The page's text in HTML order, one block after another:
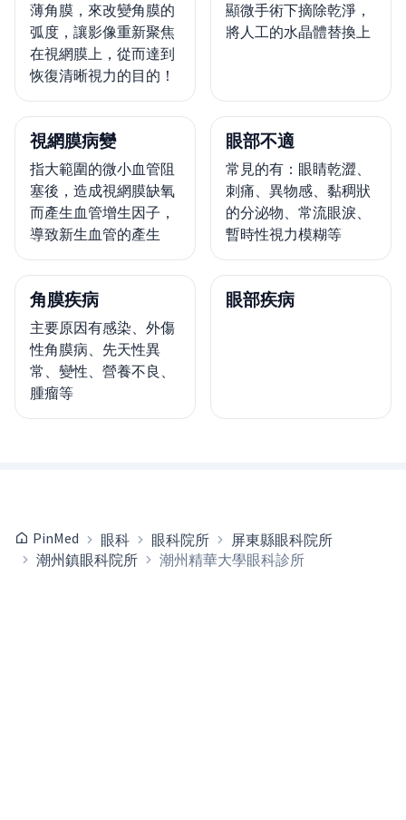
薄角膜，來改變角膜的
弧度，讓影像重新聚焦
在視網膜上，從而達到
恢復清晰視力的目的！
顯微手術下摘除乾淨，
將人工的水晶體替換上
視網膜病變
指大範圍的微小血管阻
塞後，造成視網膜缺氧
而產生血管增生因子，
導致新生血管的產生
眼部不適
常見的有：眼睛乾澀、
刺痛、異物感、黏稠狀
的分泌物、常流眼淚、
暫時性視力模糊等
角膜疾病
主要原因有感染、外傷
性角膜病、先天性異
常、變性、營養不良、
腫瘤等
眼部疾病
PinMed 眼科 眼科院所
屏東縣眼科院所
潮州鎮眼科院所
潮州精華大學眼科診所